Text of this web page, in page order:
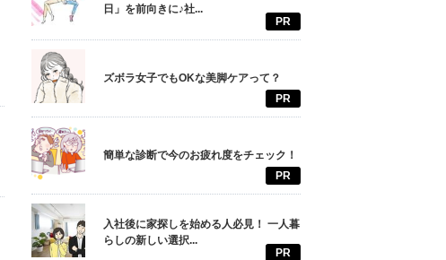
日」を前向きに♪社...
PR
ズボラ女子でもOKな美脚ケアって？
PR
簡単な診断で今のお疲れ度をチェック！
PR
入社後に家探しを始める人必見！ 一人暮
らしの新しい選択...
PR